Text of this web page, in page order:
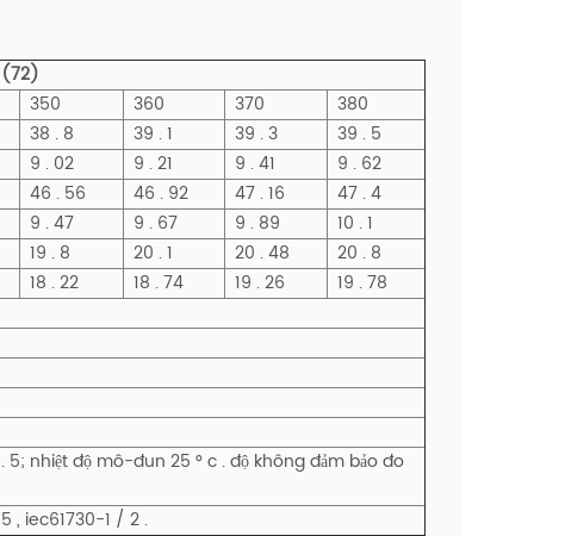
350 360 370
380
38 . 8 39 . 1 39 . 3
39 . 5
9 . 02 9 . 21 9 . 41
9 . 62
46 . 56 46 . 92 47 . 16
47 . 4
9 . 47 9 . 67 9 . 89
10 . 1
19 . 8 20 . 1 20 . 48
20 . 8
18 . 22 18 . 74 19 . 26
19 . 78
nhiệt độ mô-đun 25 ° c . độ không đảm bảo đo
, iec61730-1 / 2 .